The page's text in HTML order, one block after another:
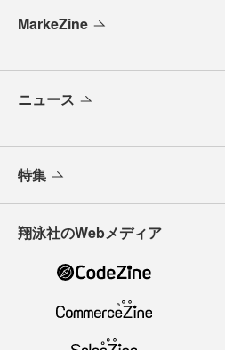
MarkeZine
ニュース
特集
翔泳社のWebメディア